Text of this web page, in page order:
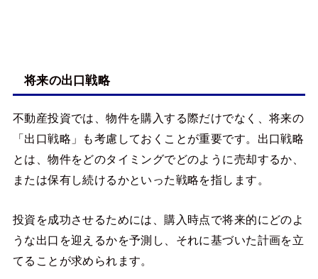
将来の出口戦略
不動産投資では、物件を購入する際だけでなく、将来の
「出口戦略」も考慮しておくことが重要です。出口戦略
とは、物件をどのタイミングでどのように売却するか、
または保有し続けるかといった戦略を指します。
投資を成功させるためには、購入時点で将来的にどのよ
うな出口を迎えるかを予測し、それに基づいた計画を立
てることが求められます。